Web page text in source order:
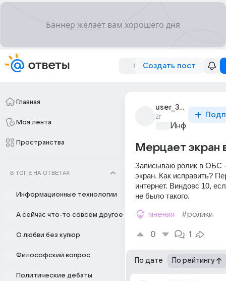
Создать пост
Главная
Моя лента
Пространства
В ТОПЕ НА ОТВЕТАХ
Информационные технологии
А сейчас что-то совсем другое
О любви без купюр
Философский вопрос
Политические дебаты
user_306871713
2г
Мерцает экран
Записываю ролик в ОБС
экран. Как исправить?
интернет. Виндовс 10,
не было такого.
мнения #ролики
0 1
По дате По рейтингу